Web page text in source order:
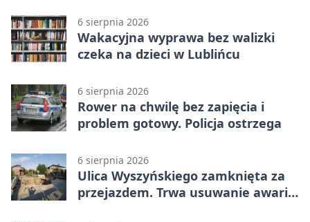
6 sierpnia 2026
Wakacyjna wyprawa bez walizki
czeka na dzieci w Lublińcu
6 sierpnia 2026
Rower na chwilę bez zapięcia i
problem gotowy. Policja ostrzega
6 sierpnia 2026
Ulica Wyszyńskiego zamknięta za
przejazdem. Trwa usuwanie awarii